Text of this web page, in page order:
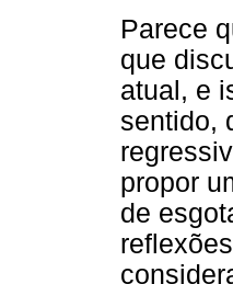
Parece
que
atual, e
sentido,
propor
de